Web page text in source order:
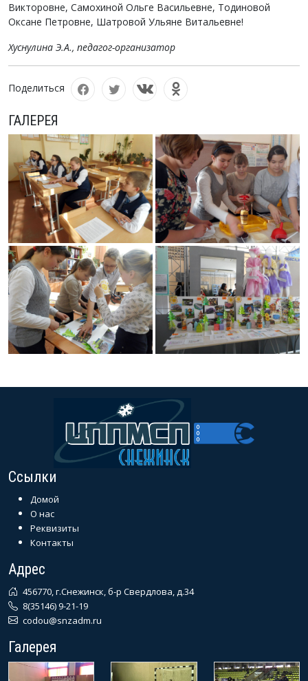
ГАЛЕРЕЯ
Викторовне, Самохиной Ольге Васильевне, Тодиновой
Оксане Петровне, Шатровой Ульяне Витальевне!
Хуснулина Э.А., педагог-организатор
Поделиться
Ссылки
Домой
О нас
Реквизиты
Контакты
Адрес
456770, г.Снежинск, б-р Свердлова, д.34
8(35146) 9-21-19
codou@snzadm.ru
Галерея